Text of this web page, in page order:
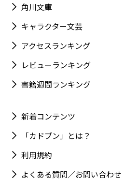
角川文庫
キャラクター文芸
アクセスランキング
レビューランキング
書籍週間ランキング
新着コンテンツ
「カドブン」とは？
利用規約
よくある質問／お問い合わせ